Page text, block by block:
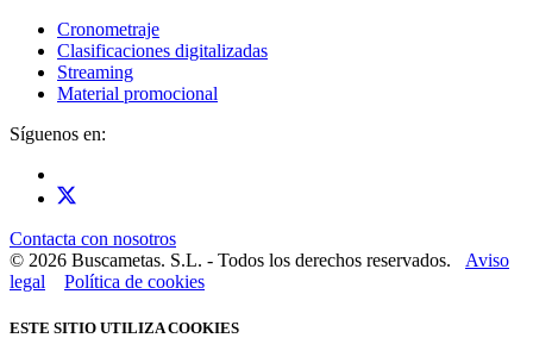
Cronometraje
Clasificaciones digitalizadas
Streaming
Material promocional
Síguenos en:
Contacta con nosotros
© 2026 Buscametas. S.L. - Todos los derechos reservados. Aviso
legal
Política de cookies
ESTE SITIO UTILIZA COOKIES